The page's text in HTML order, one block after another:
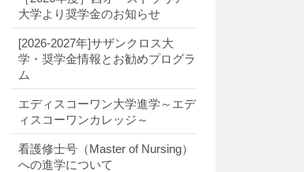
大学より奨学金のお知らせ
[2026-2027年]サザンクロス大
学・奨学金情報とお勧めプログラ
ム
エディスコーワン大学進学～エデ
ィスコーワンカレッジ～
看護修士号（Master of Nursing）
への進学について